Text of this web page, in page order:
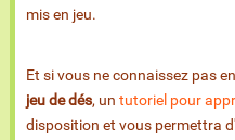
mis en jeu.
Et si vous ne connaissez pas
jeu de dés, un tutoriel pour
disposition et vous permettra